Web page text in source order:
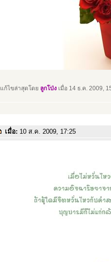
แก้ไขล่าสุดโดย ลูกโป่ง เมื่อ 14 ธ.ค. 2009,
เมื่อ: 10 ส.ค. 2009, 17:25